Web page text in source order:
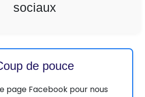
sociaux
de pouce
page Facebook pour nous